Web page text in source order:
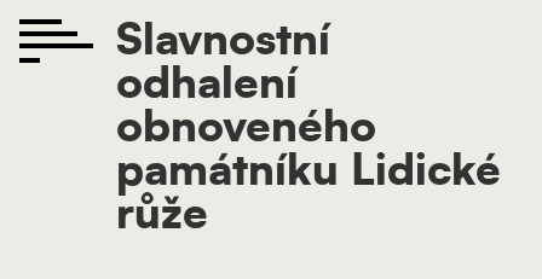
Slavnostní
odhalení
obnoveného
památníku Lidické
růže